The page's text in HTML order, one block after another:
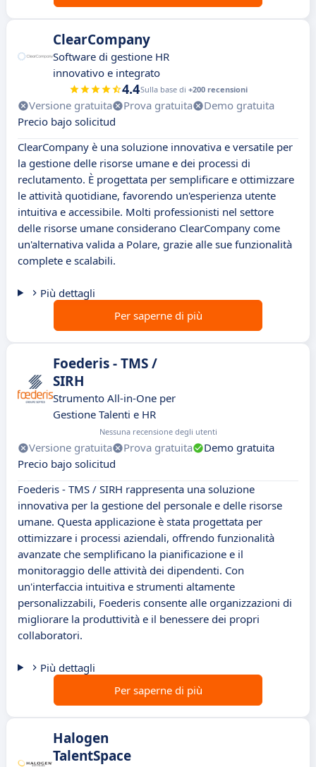
ClearCompany
Software di gestione HR
innovativo e integrato
4.4Sulla base di +200 recensioni
Versione gratuita Prova gratuita
Demo gratuita
Precio bajo solicitud
ClearCompany è una soluzione innovativa e versatile per
la gestione delle risorse umane e dei processi di
reclutamento. È progettata per semplificare e ottimizzare
le attività quotidiane, favorendo un'esperienza utente
intuitiva e accessibile. Molti professionisti nel settore
delle risorse umane considerano ClearCompany come
un'alternativa valida a Polare, grazie alle sue funzionalità
complete e scalabili.
Più dettagli
Per saperne di più
Foederis - TMS /
SIRH
Strumento All-in-One per
Gestione Talenti e HR
Nessuna recensione degli utenti
Versione gratuita Prova gratuita
Demo gratuita
Precio bajo solicitud
Foederis - TMS / SIRH rappresenta una soluzione
innovativa per la gestione del personale e delle risorse
umane. Questa applicazione è stata progettata per
ottimizzare i processi aziendali, offrendo funzionalità
avanzate che semplificano la pianificazione e il
monitoraggio delle attività dei dipendenti. Con
un'interfaccia intuitiva e strumenti altamente
personalizzabili, Foederis consente alle organizzazioni di
migliorare la produttività e il benessere dei propri
collaboratori.
Più dettagli
Per saperne di più
Halogen
TalentSpace